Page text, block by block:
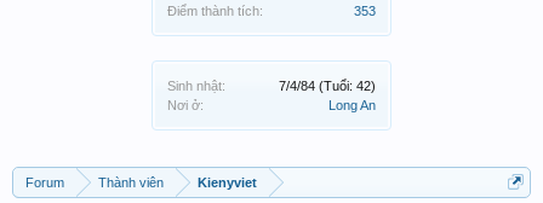
Điểm thành tích:
353
Sinh nhật: 7/4/84 (Tuổi: 42)
Nơi ở:
Long An
Forum Thành viên Kienyviet